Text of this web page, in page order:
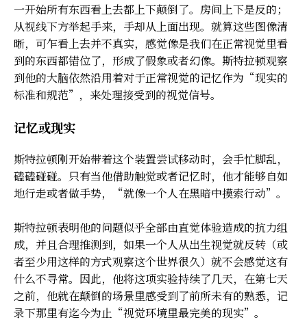
一开始所有东西看上去都上下颠倒了。房间上下是反的；
从视线下方举起手来，手却从上面出现。就算这些图像清
晰，可乍看上去并不真实，感觉像是我们在正常视觉里看
到的东西都错位了，形成了假象或者幻像。斯特拉顿观察
到他的大脑依然沿用着对于正常视觉的记忆作为“现实的
标准和规范”，来处理接受到的视觉信号。
记忆或现实
斯特拉顿刚开始带着这个装置尝试移动时，会手忙脚乱，
磕磕碰碰。只有当他借助触觉或者记忆时，他才能够自如
地行走或者做手势，“就像一个人在黑暗中摸索行动”。
斯特拉顿表明他的问题似乎全部由直觉体验造成的抗力组
成，并且合理推测到，如果一个人从出生视觉就反转（或
者至少用这样的方式观察这个世界很久）就不会感觉这有
什么不寻常。因此，他将这项实验持续了几天，在第七天
之前，他就在颠倒的场景里感受到了前所未有的熟悉，记
录下那里有迄今为止“视觉环境里最完美的现实”。